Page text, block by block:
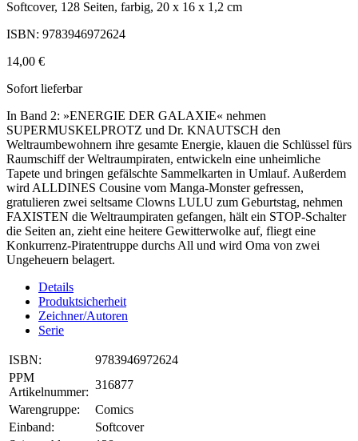
Softcover, 128 Seiten, farbig, 20 x 16 x 1,2 cm
ISBN: 9783946972624
14,00 €
Sofort lieferbar
In Band 2: »ENERGIE DER GALAXIE« nehmen
SUPERMUSKELPROTZ und Dr. KNAUTSCH den
Weltraumbewohnern ihre gesamte Energie, klauen die Schlüssel fürs
Raumschiff der Weltraumpiraten, entwickeln eine unheimliche
Tapete und bringen gefälschte Sammelkarten in Umlauf. Außerdem
wird ALLDINES Cousine vom Manga-Monster gefressen,
gratulieren zwei seltsame Clowns LULU zum Geburtstag, nehmen
FAXISTEN die Weltraumpiraten gefangen, hält ein STOP-Schalter
die Seiten an, zieht eine heitere Gewitterwolke auf, fliegt eine
Konkurrenz-Piratentruppe durchs All und wird Oma von zwei
Ungeheuern belagert.
Details
Produktsicherheit
Zeichner/Autoren
Serie
ISBN:
9783946972624
PPM
Artikelnummer:
316877
Warengruppe:
Comics
Einband:
Softcover